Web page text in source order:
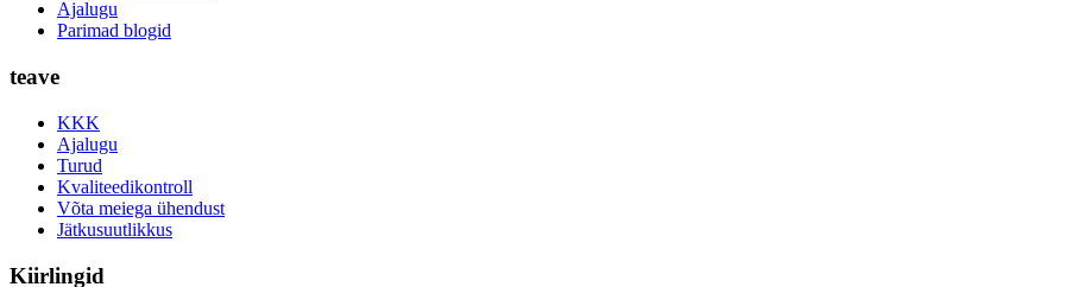
Ajalugu
Parimad blogid
teave
KKK
Ajalugu
Turud
Kvaliteedikontroll
Võta meiega ühendust
Jätkusuutlikkus
Kiirlingid